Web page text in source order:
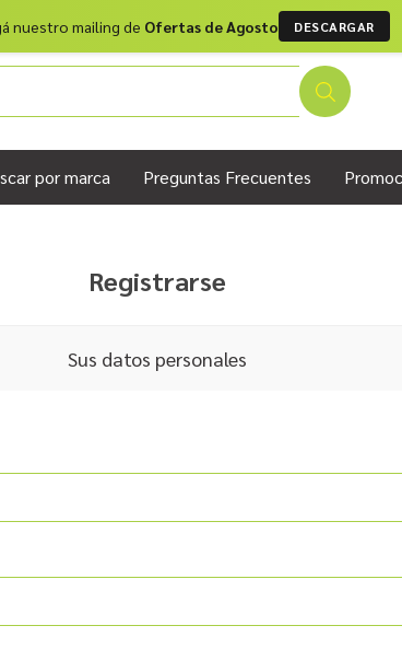
nuestro mailing de Ofertas de Agosto DESCARGAR
por marca Preguntas Frecuentes
Registrarse
Sus datos personales